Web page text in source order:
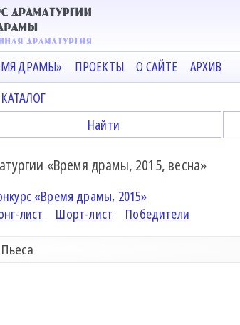
ДРАМЫ» ПРОЕКТЫ О САЙТЕ АРХИВ
«Время драмы, 2015, весна»
«Время драмы, 2015»
лист
Шорт-лист Победители